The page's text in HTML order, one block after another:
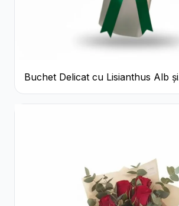
Buchet Delicat cu Lisianthus Alb și
Roz